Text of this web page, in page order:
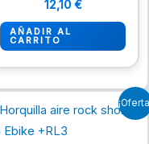
12,10 €
AÑADIR AL
CARRITO
precio
original
precio